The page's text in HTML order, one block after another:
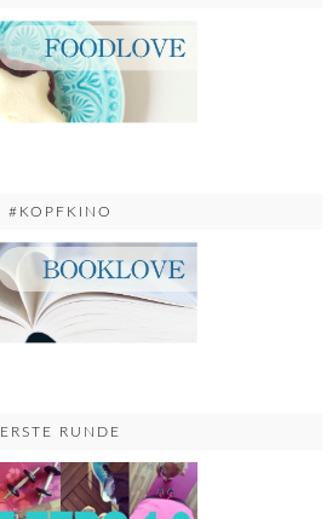
#KOPFKINO
ERSTE RUNDE